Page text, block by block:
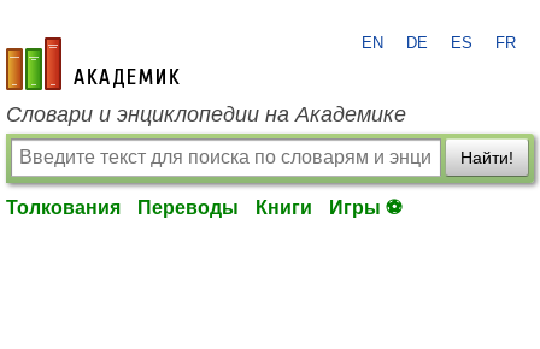
academic.ru
EN DE ES FR
Словари и энциклопедии на Академике
Найти!
Толкования Переводы Книги Игры ⚽